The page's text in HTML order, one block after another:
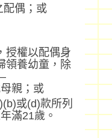
配偶；或
授權以配偶身
領養幼童，除
親；或
或(d)款所列
滿21歲。